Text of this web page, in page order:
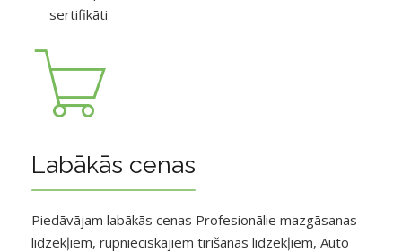
sertifikāti
Labākās cenas
Piedāvājam labākās cenas Profesionālie mazgāsanas
līdzekļiem, rūpnieciskajiem tīrīšanas līdzekļiem, Auto